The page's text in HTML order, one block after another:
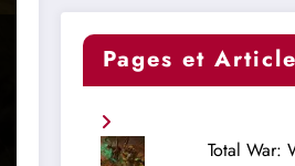
Pages et
Total War: